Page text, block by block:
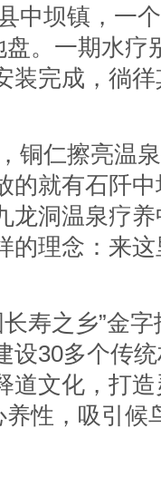
中坝镇，一
盘。一期水疗
完成，徜徉
铜仁擦亮温
的就有石阡
龙洞温泉疗
的理念：来
寿之乡”金
设30多个传
道文化，打
养性，吸引候